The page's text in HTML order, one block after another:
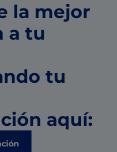
la mejor
a tu
tu
aquí: